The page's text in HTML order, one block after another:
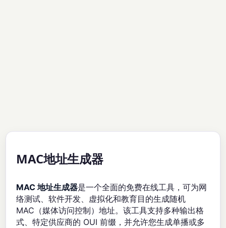
MAC地址生成器
MAC 地址生成器是一个全面的免费在线工具，可为网
络测试、软件开发、虚拟化和教育目的生成随机
MAC（媒体访问控制）地址。该工具支持多种输出格
式、特定供应商的 OUI 前缀，并允许您生成单播或多